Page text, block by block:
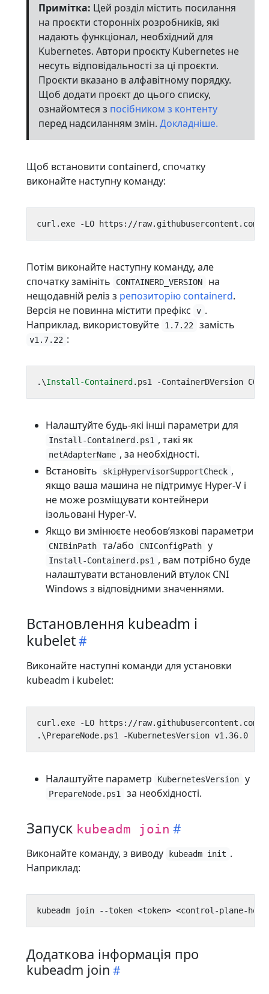
Примітка: Цей розділ містить посилання
на проєкти сторонніх розробників, які
надають функціонал, необхідний для
Kubernetes. Автори проєкту Kubernetes не
несуть відповідальності за ці проєкти.
Проєкти вказано в алфавітному порядку.
Щоб додати проєкт до цього списку,
ознайомтеся з посібником з контенту
перед надсиланням змін. Докладніше.
Щоб встановити containerd, спочатку
виконайте наступну команду:
curl . exe -LO https : //raw. githubusercontent . com
Потім виконайте наступну команду, але
спочатку замініть
CONTAINERD_VERSION
на
нещодавній реліз з репозиторію containerd.
Версія не повинна містити префікс
v .
Наприклад, використовуйте
1.7.22 замість
v1.7.22 :
.\Install-Containerd . ps1 -ContainerDVersion
Налаштуйте будь-які інші параметри для
Install-Containerd.ps1 , такі як
netAdapterName , за необхідності.
Встановіть
skipHypervisorSupportCheck ,
якщо ваша машина не підтримує Hyper-V і
не може розміщувати контейнери
ізольовані Hyper-V.
Якщо ви змінюєте необовʼязкові параметри
CNIBinPath та/або CNIConfigPath у
Install-Containerd.ps1 , вам потрібно буде
налаштувати встановлений втулок CNI
Windows з відповідними значеннями.
Встановлення kubeadm і
kubelet
Виконайте наступні команди для установки
kubeadm і kubelet:
curl . exe -LO https : //raw. githubusercontent . com
.\PrepareNode. ps1 -KubernetesVersion v1.36.0
Налаштуйте параметр KubernetesVersion у
PrepareNode.ps1 за необхідності.
Запуск kubeadm join
Виконайте команду, з виводу kubeadm init .
Наприклад:
Додаткова інформація про
kubeadm join